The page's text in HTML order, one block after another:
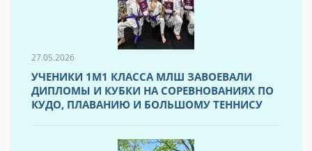
27.05.2026
УЧЕНИКИ 1М1 КЛАССА МЛШ ЗАВОЕВАЛИ
ДИПЛОМЫ И КУБКИ НА СОРЕВНОВАНИЯХ ПО
КУДО, ПЛАВАНИЮ И БОЛЬШОМУ ТЕННИСУ